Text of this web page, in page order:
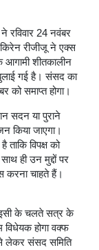
24 नवंबर
रीजीजू ने एक्स
आगामी शीतकालीन
गई है। संसद का
को समाप्त होगा।
सदन या पुराने
किया जाएगा।
ताकि विपक्ष को
ही उन मुद्दों पर
करना चाहते हैं।
इसी के चलते सत्र के
होगा वक्फ
लेकर संसद समिति